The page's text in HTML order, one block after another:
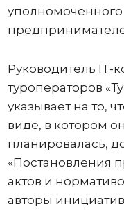
Руководитель IT-
туроператоров
указывает на то,
виде, в котором
планировалась,
«Постановления
актов и
авторы